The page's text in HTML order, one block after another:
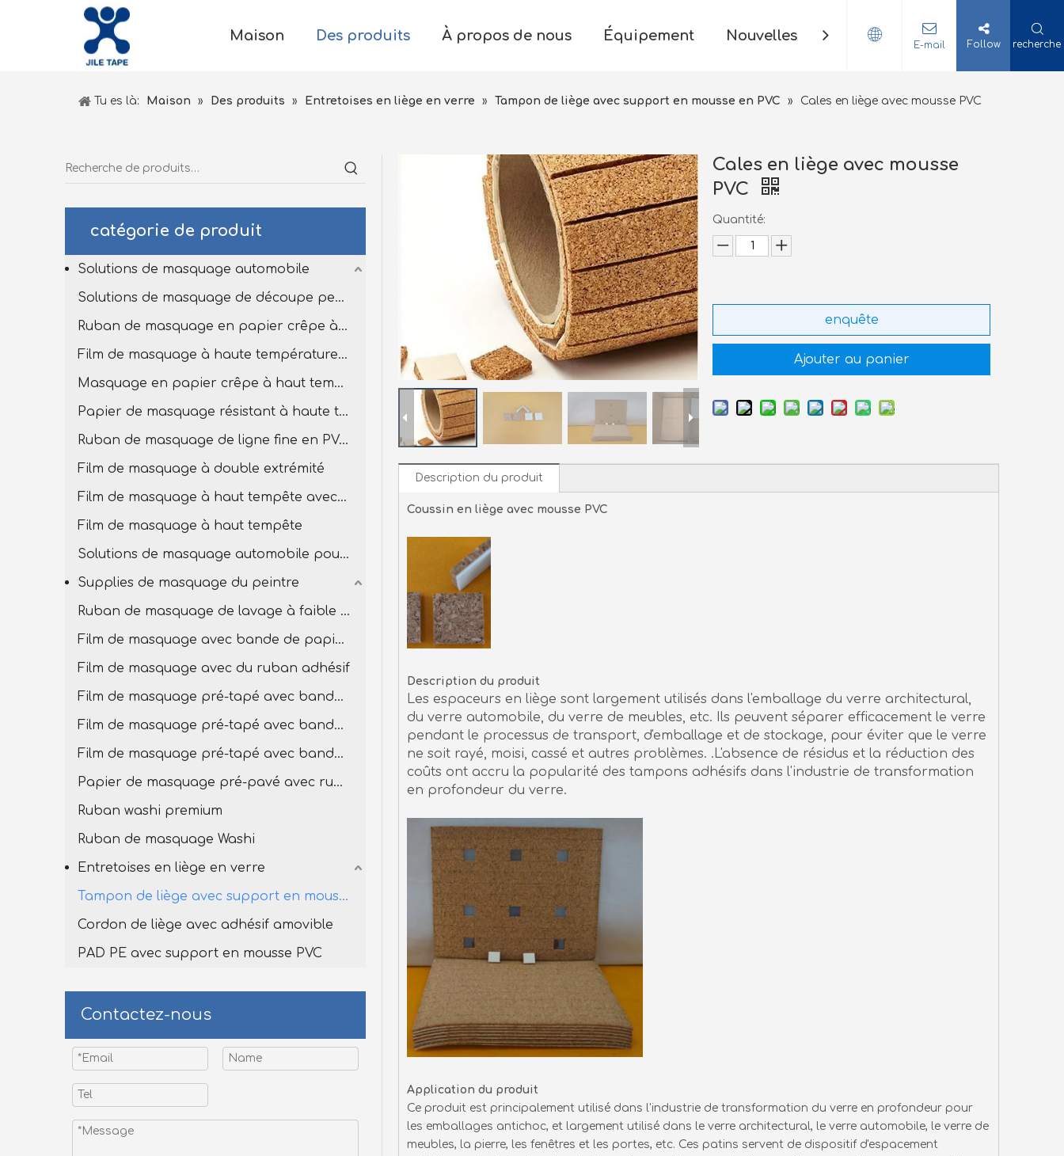
Maison Des produits À propos de nous Équipement Nouvelles Contact
E-mail Follow recherche
Tu es là: Maison » Des produits » Entretoises en liège en verre » Tampon de liège avec support en mousse en PVC » Cales en liège avec mousse PVC
catégorie de produit
Solutions de masquage automobile
Solutions de masquage de découpe personnalisées
Ruban de masquage en papier crêpe à haut tempête
Film de masquage à haute température pour la peinture
Masquage en papier crêpe à haut tempête
Papier de masquage résistant à haute température
Ruban de masquage de ligne fine en PVC à température élevée
Film de masquage à double extrémité
Film de masquage à haut tempête avec bande PVC
Film de masquage à haut tempête
Solutions de masquage automobile pour la carrosserie
Supplies de masquage du peintre
Ruban de masquage de lavage à faible teneur
Film de masquage avec bande de papier en crêpe
Film de masquage avec du ruban adhésif
Film de masquage pré-tapé avec bande basse
Film de masquage pré-tapé avec bande de lavage premium
Film de masquage pré-tapé avec bande Washi
Papier de masquage pré-pavé avec ruban de lavage
Ruban washi premium
Ruban de masquage Washi
Entretoises en liège en verre
Tampon de liège avec support en mousse en PVC
Cordon de liège avec adhésif amovible
PAD PE avec support en mousse PVC
Contactez-nous
Cales en liège avec mousse
PVC
Quantité:
enquête
Ajouter au panier
Description du produit
Coussin en liège avec mousse PVC
Description du produit
Les espaceurs en liège sont largement utilisés dans l'emballage du verre architectural,
du verre automobile, du verre de meubles, etc. Ils peuvent séparer efficacement le verre
pendant le processus de transport, d'emballage et de stockage, pour éviter que le verre
ne soit rayé, moisi, cassé et autres problèmes. .L'absence de résidus et la réduction des
coûts ont accru la popularité des tampons adhésifs dans l'industrie de transformation
en profondeur du verre.
Application du produit
Ce produit est principalement utilisé dans l'industrie de transformation du verre en profondeur pour
les emballages antichoc, et largement utilisé dans le verre architectural, le verre automobile, le verre de
meubles, la pierre, les fenêtres et les portes, etc. Ces patins servent de dispositif d'espacement